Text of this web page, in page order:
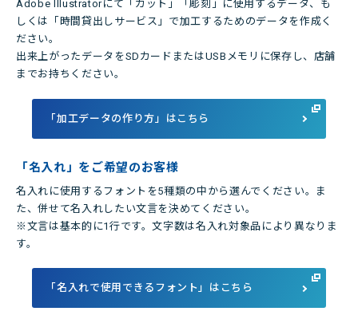
Adobe Illustratorにて「カット」「彫刻」に使用するデータ、も
しくは「時間貸出しサービス」で加工するためのデータを作成く
ださい。
出来上がったデータをSDカードまたはUSBメモリに保存し、店舗
までお持ちください。
「加工データの作り方」はこちら
「名入れ」をご希望のお客様
名入れに使用するフォントを5種類の中から選んでください。ま
た、併せて名入れしたい文言を決めてください。
※文言は基本的に1行です。文字数は名入れ対象品により異なりま
す。
「名入れで使用できるフォント」はこちら